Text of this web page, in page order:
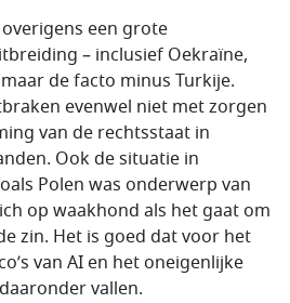
een grote
– inclusief Oekraïne,
de facto minus Turkije.
evenwel niet met zorgen
van de rechtsstaat in
Ook de situatie in
Polen was onderwerp van
op waakhond als het gaat om
zin. Het is goed dat voor het
van AI en het oneigenlijke
vallen.